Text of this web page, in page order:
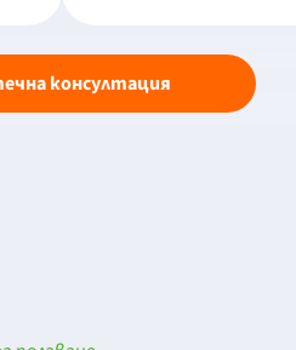
консултация